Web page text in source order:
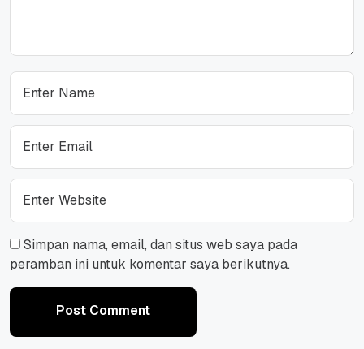
Simpan nama, email, dan situs web saya pada
peramban ini untuk komentar saya berikutnya.
Post Comment